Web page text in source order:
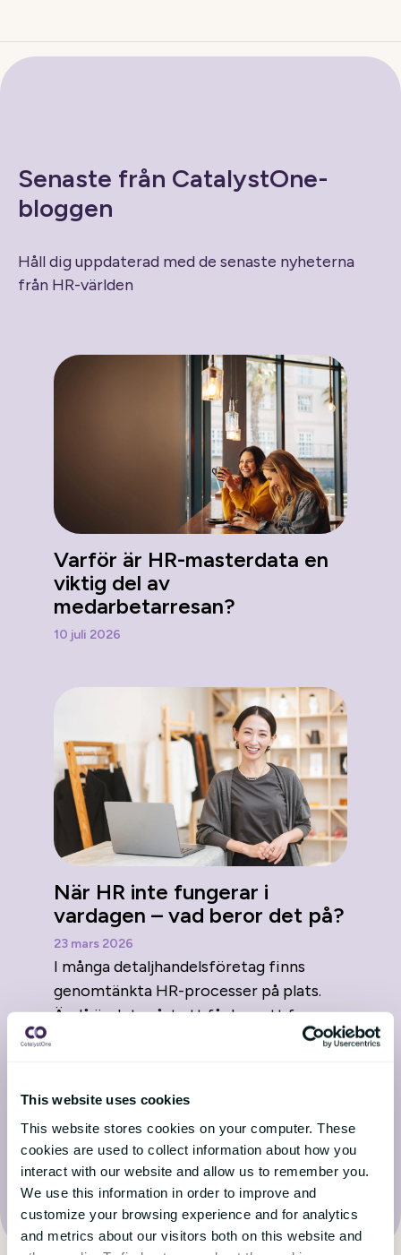
This website uses cookies
This website stores cookies on your computer. These
cookies are used to collect information about how you
interact with our website and allow us to remember you.
We use this information in order to improve and
customize your browsing experience and for analytics
and metrics about our visitors both on this website and
Senaste från CatalystOne-
bloggen
Håll dig uppdaterad med de senaste nyheterna
från HR-världen
Varför är HR-masterdata en
viktig del av
medarbetarresan?
10 juli 2026
När HR inte fungerar i
vardagen – vad beror det på?
23 mars 2026
I många detaljhandelsföretag finns
genomtänkta HR-processer på plats.
Ändå är det svårt att få dem att fungera
Besök bloggen